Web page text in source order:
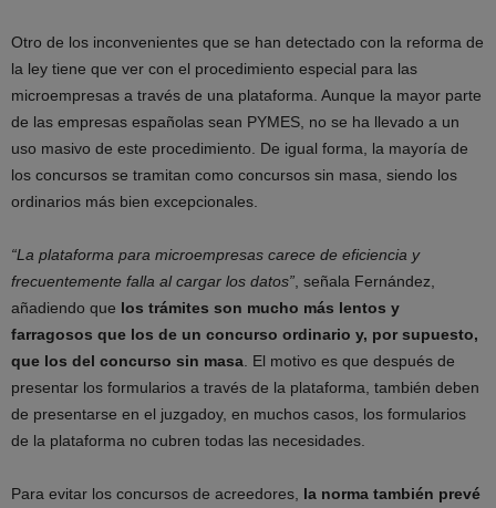
Otro de los inconvenientes que se han detectado con la reforma de
la ley tiene que ver con el procedimiento especial para las
microempresas a través de una plataforma. Aunque la mayor parte
de las empresas españolas sean PYMES, no se ha llevado a un
uso masivo de este procedimiento. De igual forma, la mayoría de
los concursos se tramitan como concursos sin masa, siendo los
ordinarios más bien excepcionales.
“La plataforma para microempresas carece de eficiencia y
frecuentemente falla al cargar los datos”, señala Fernández,
añadiendo que los trámites son mucho más lentos y
farragosos que los de un concurso ordinario y, por supuesto,
que los del concurso sin masa. El motivo es que después de
presentar los formularios a través de la plataforma, también deben
de presentarse en el juzgadoy, en muchos casos, los formularios
de la plataforma no cubren todas las necesidades.
Para evitar los concursos de acreedores, la norma también prevé